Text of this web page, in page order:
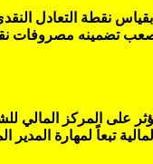
بقياس نقطة التعادل
تضمينه مصروفات
على المركز المالي
تبعاً لمهارة